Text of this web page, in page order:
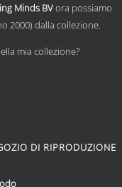
Minds BVora possiamo
2000) dalla collezione.
mia collezione?
DI RIPRODUZIONE